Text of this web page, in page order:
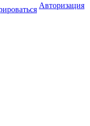
Авторизация